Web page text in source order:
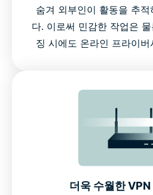
숨겨 외부인이 활동을 추
다. 이로써 민감한 작업은
징 시에도 온라인 프라이
더욱 수월한 VPN